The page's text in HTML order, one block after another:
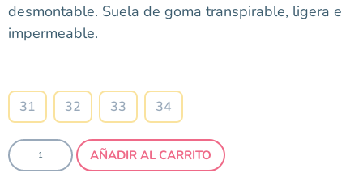
desmontable. Suela de goma transpirable, ligera e
impermeable.
31 32 33 34
AÑADIR AL CARRITO